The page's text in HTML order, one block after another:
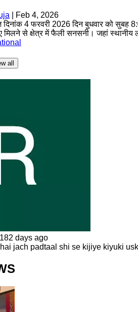
Feb 4, 2026
4 फरवरी 2026 दिन बुधवार को सुबह
से क्षेत्र में फैली सनसनी। जहां स्थानीय
all
182 days ago
jach padtaal shi se kijiye kiyuki